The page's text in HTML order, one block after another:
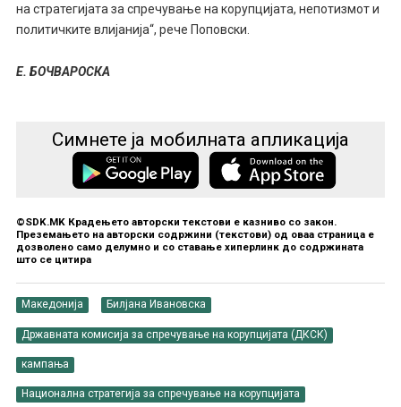
на стратегијата за спречување на корупцијата, непотизмот и
политичките влијанија“, рече Поповски.
Е. БОЧВАРОСКА
Симнете ја мобилната апликација
©SDK.MK Крадењето авторски текстови е казниво со закон.
Преземањето на авторски содржини (текстови) од оваа страница е
дозволено само делумно и со ставање хиперлинк до содржината
што се цитира
Македонија Билјана Ивановска
Државната комисија за спречување на корупцијата (ДКСК)
кампања
Национална стратегија за спречување на корупцијата